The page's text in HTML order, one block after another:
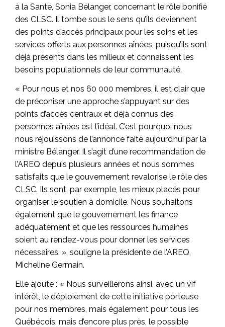
à la Santé, Sonia Bélanger, concernant le rôle bonifié
des CLSC. Il tombe sous le sens qu’ils deviennent
des points d’accès principaux pour les soins et les
services offerts aux personnes aînées, puisqu’ils sont
déjà présents dans les milieux et connaissent les
besoins populationnels de leur communauté.
« Pour nous et nos 60 000 membres, il est clair que
de préconiser une approche s’appuyant sur des
points d’accès centraux et déjà connus des
personnes aînées est l’idéal. C’est pourquoi nous
nous réjouissons de l’annonce faite aujourd’hui par la
ministre Bélanger. Il s’agit d’une recommandation de
l’AREQ depuis plusieurs années et nous sommes
satisfaits que le gouvernement revalorise le rôle des
CLSC. Ils sont, par exemple, les mieux placés pour
organiser le soutien à domicile. Nous souhaitons
également que le gouvernement les finance
adéquatement et que les ressources humaines
soient au rendez-vous pour donner les services
nécessaires. », souligne la présidente de l’AREQ,
Micheline Germain.
Elle ajoute : « Nous surveillerons ainsi, avec un vif
intérêt, le déploiement de cette initiative porteuse
pour nos membres, mais également pour tous les
Québécois, mais d’encore plus près, le possible